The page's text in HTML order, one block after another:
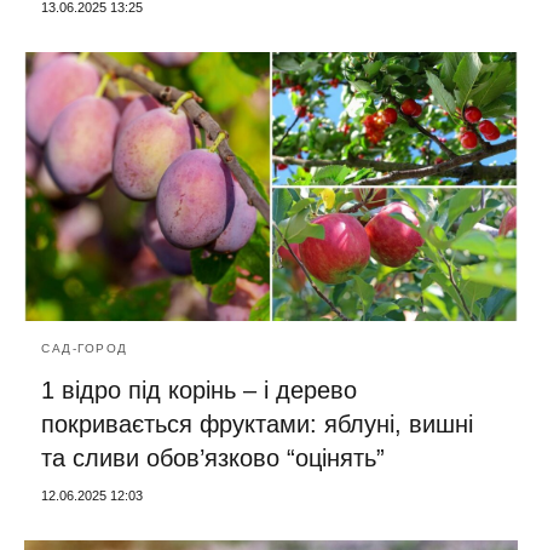
13.06.2025 13:25
САД-ГОРОД
1 відро під корінь – і дерево
покривається фруктами: яблуні, вишні
та сливи обов’язково “оцінять”
12.06.2025 12:03